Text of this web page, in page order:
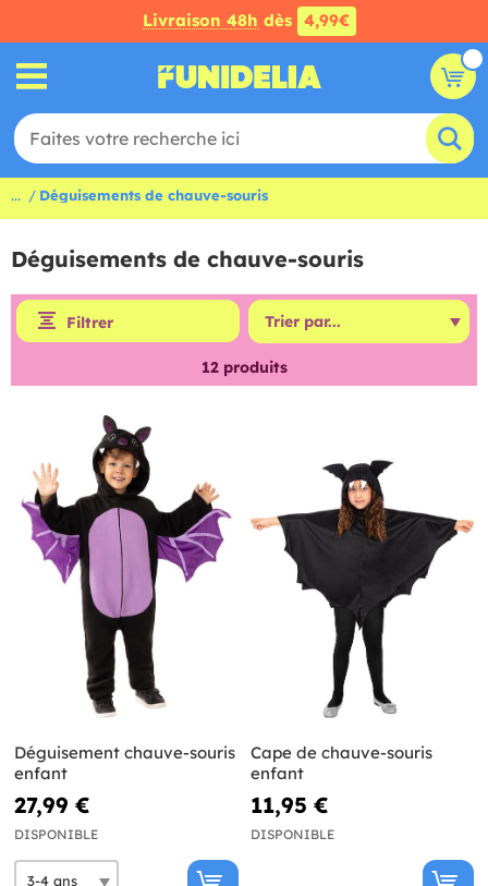
Livraison 48h dès 4,99€
... Déguisements de chauve-souris
Déguisements de chauve-souris
Filtrer
12produits
Déguisement chauve-souris
enfant
27,99 €
DISPONIBLE
Cape de chauve-souris
enfant
11,95 €
DISPONIBLE